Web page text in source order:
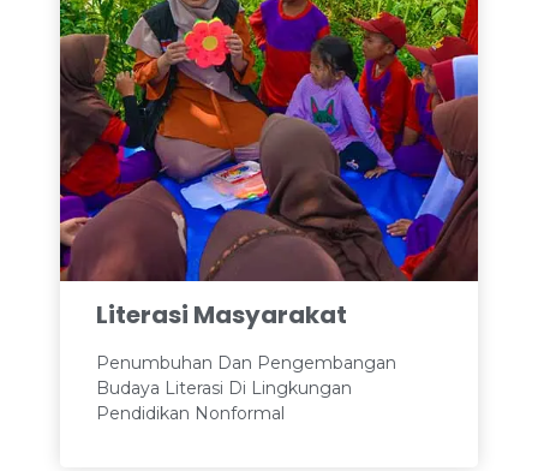
Literasi Masyarakat​
Penumbuhan Dan Pengembangan
Budaya Literasi Di Lingkungan
Pendidikan Nonformal